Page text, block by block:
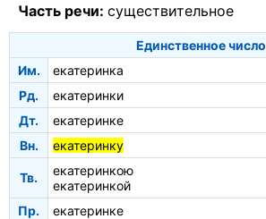
Часть речи: существительное
Единственное число
Им.
екатеринка
Рд.
екатеринки
Дт.
екатеринке
Вн.
екатеринку
Тв.
екатеринкою
екатеринкой
Пр.
екатеринке